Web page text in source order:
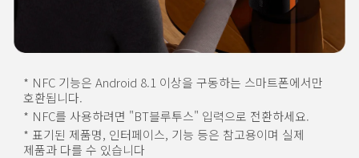
* NFC 기능은 Android 8.1 이상을 구동하는 스마트폰에서만
호환됩니다.
* NFC를 사용하려면 "BT블루투스" 입력으로 전환하세요.
* 표기된 제품명, 인터페이스, 기능 등은 참고용이며 실제
제품과 다를 수 있습니다